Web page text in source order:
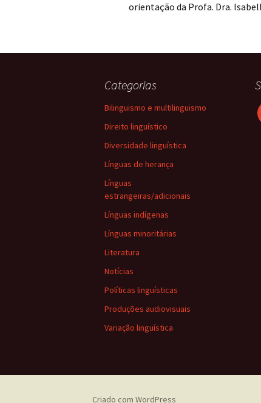
orientação da Profa. Dra.
Categorias
Bilinguismo e multilinguismo
Direito linguístico
Diversidade linguística
Línguas de herança
Línguas
estrangeiras/adicionais
Línguas indígenas
Línguas minoritárias
Literatura
Notícias
Políticas linguísticas
Produções audiovisuais
Variação linguística
Criado com WordPress